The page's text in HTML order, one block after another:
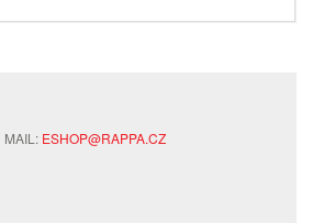
MAIL: ESHOP@RAPPA.CZ